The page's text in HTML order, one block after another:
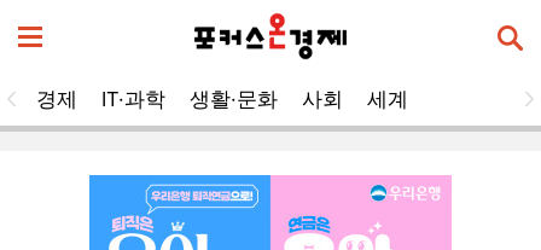
경제 IT·과학 생활·문화 사회 세계